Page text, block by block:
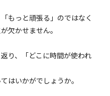
もっと頑張る」のではなく
欠かせません。
り、「どこに時間が使われ
はいかがでしょうか。